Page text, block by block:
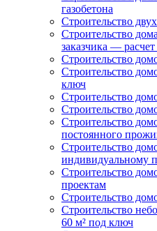
газобетона
Строительство
Строительство
заказчика —
Строительство
Строительство
ключ
Строительство
Строительство
Строительство
постоянного
Строительство
индивидуальному
Строительство
проектам
Строительство
Строительство
60 м² под ключ